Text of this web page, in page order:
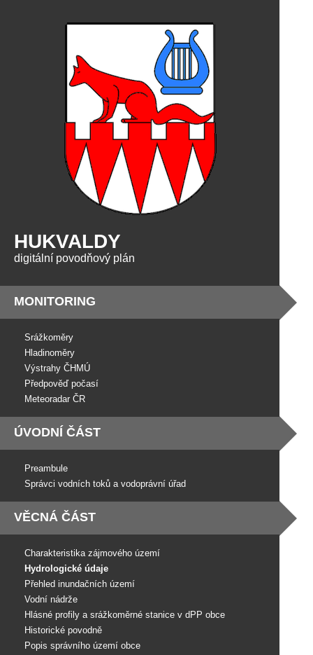
HUKVALDY
digitální povodňový plán
MONITORING
Srážkoměry
Hladinoměry
Výstrahy ČHMÚ
Předpověď počasí
Meteoradar ČR
ÚVODNÍ ČÁST
Preambule
Správci vodních toků a vodoprávní úřad
VĚCNÁ ČÁST
Charakteristika zájmového území
Hydrologické údaje
Přehled inundačních území
Vodní nádrže
Hlásné profily a srážkoměrné stanice v dPP obce
Historické povodně
Popis správního území obce